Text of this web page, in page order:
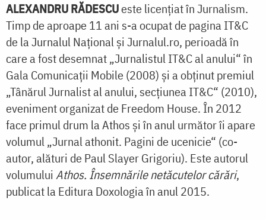
ALEXANDRU RĂDESCUeste licenţiat în Jurnalism.
Timp de aproape 11 ani s-a ocupat de pagina IT&C
de la Jurnalul Naţional şi Jurnalul.ro, perioadă în
care a fost desemnat „Jurnalistul IT&C al anului“ în
Gala Comunicaţii Mobile (2008) şi a obţinut premiul
„Tânărul Jurnalist al anului, secţiunea IT&C“ (2010),
eveniment organizat de Freedom House. În 2012
face primul drum la Athos şi în anul următor îi apare
volumul „Jurnal athonit. Pagini de ucenicie“ (co-
autor, alături de Paul Slayer Grigoriu). Este autorul
volumului Athos. Însemnările netăcutelor cărări,
publicat la Editura Doxologia în anul 2015.